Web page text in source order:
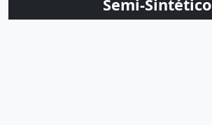
Semi-Sintético